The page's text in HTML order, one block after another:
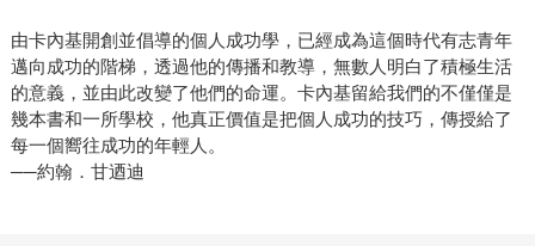
由卡內基開創並倡導的個人成功學，已經成為這個時代有志青年
邁向成功的階梯，透過他的傳播和教導，無數人明白了積極生活
的意義，並由此改變了他們的命運。卡內基留給我們的不僅僅是
幾本書和一所學校，他真正價值是把個人成功的技巧，傳授給了
每一個嚮往成功的年輕人。
──約翰．甘迺迪